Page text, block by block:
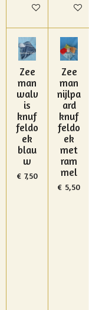
In winkelwagen
In
Zee
man
walv
is
knuf
feldo
ek
blau
w
€ 7,50
Zee
man
nijlpa
ard
knuf
feldo
ek
met
ram
mel
€ 5,50